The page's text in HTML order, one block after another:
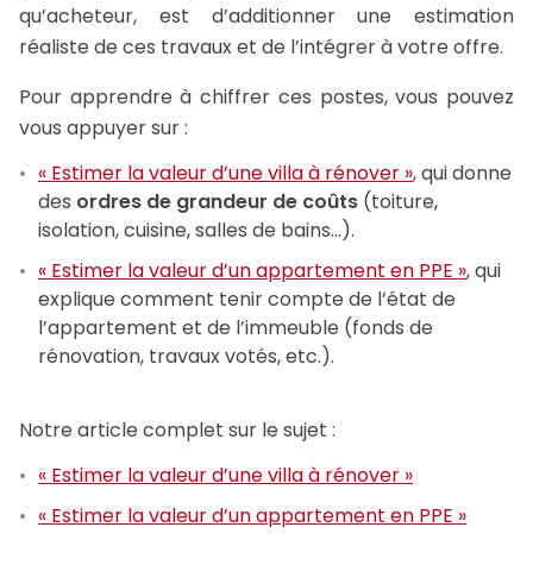
qu’acheteur, est d’additionner une estimation
réaliste de ces travaux et de l’intégrer à votre offre.
Pour apprendre à chiffrer ces postes, vous pouvez
vous appuyer sur :
« Estimer la valeur d’une villa à rénover », qui donne
des ordres de grandeur de coûts (toiture,
isolation, cuisine, salles de bains…).
« Estimer la valeur d’un appartement en PPE », qui
explique comment tenir compte de l’état de
l’appartement et de l’immeuble (fonds de
rénovation, travaux votés, etc.).
Notre article complet sur le sujet :
« Estimer la valeur d’une villa à rénover »
« Estimer la valeur d’un appartement en PPE »